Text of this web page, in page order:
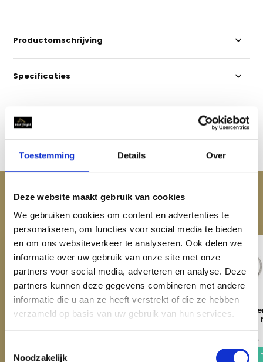
Toestemming Details Over
Deze website maakt gebruik van cookies
We gebruiken cookies om content en advertenties te
personaliseren, om functies voor social media te bieden
en om ons websiteverkeer te analyseren. Ook delen we
informatie over uw gebruik van onze site met onze
partners voor social media, adverteren en analyse. Deze
partners kunnen deze gegevens combineren met andere
informatie die u aan ze heeft verstrekt of die ze hebben
verzameld op basis van uw gebruik van hun services.
Noodzakelijk
Productomschrijving
Specificaties
ACCESSOIRES
Maak je aankoop compleet
Harry's Horse Hulstrens
Concept Dubbelgebroken - 14
Harry's Horse
Dubbelgebroken - 14
€ 26,36